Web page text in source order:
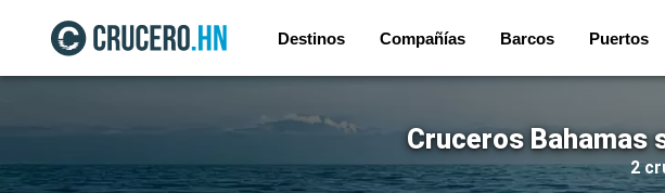
Destinos Compañías Barcos Puertos
Cruceros Bahamas
2